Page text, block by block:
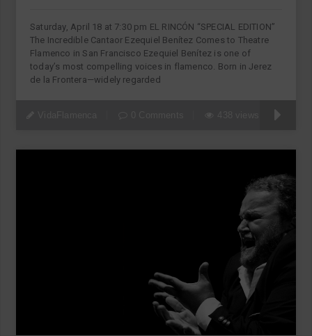
Saturday, April 18 at 7:30 pm EL RINCÓN “SPECIAL EDITION”
The Incredible Cantaor Ezequiel Benítez Comes to Theatre
Flamenco in San Francisco Ezequiel Benítez is one of
today’s most compelling voices in flamenco. Born in Jerez
de la Frontera—widely regarded